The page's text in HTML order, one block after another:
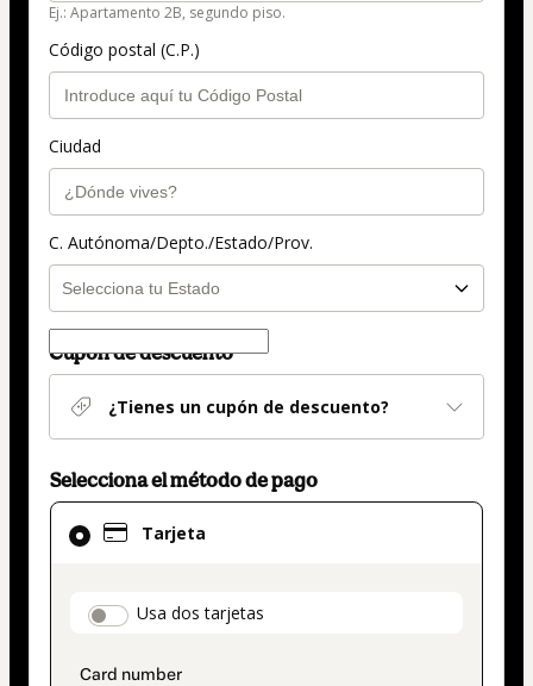
Ej.: Apartamento 2B, segundo piso.
Código postal (C.P.)
Ciudad
C. Autónoma/Depto./Estado/Prov.
Cupón de descuento
¿Tienes un cupón de descuento?
Selecciona el método de pago
Tarjeta
payment_data.section_title_v2
Usa dos tarjetas
El
método
seleccionado
Tarjeta